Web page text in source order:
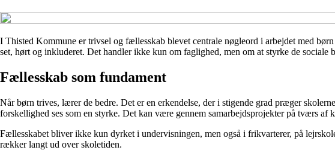
I Thisted Kommune er trivsel og fællesskab blevet centrale nøgleord i arbejdet med
set, hørt og inkluderet. Det handler ikke kun om faglighed, men om at styrke de
Fællesskab som fundament
Når børn trives, lærer de bedre. Det er en erkendelse, der i stigende grad præger
forskellighed ses som en styrke. Det kan være gennem samarbejdsprojekter på tværs
Fællesskabet bliver ikke kun dyrket i undervisningen, men også i frikvarterer, på
rækker langt ud over skoletiden.